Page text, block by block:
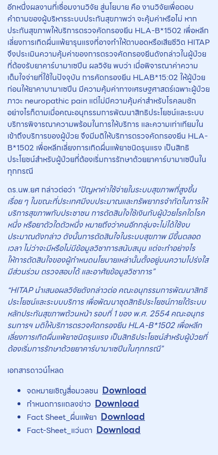
อีกหนึ่งผลงานที่เชื่อมงานวิจัย สู่นโยบาย คือ งานวิจัยเพื่อตอบ
คำถามของผู้บริหารระบบประกันสุขภาพว่า จะคุ้มค่าหรือไม่ หาก
ประกันสุขภาพให้บริการตรวจคัดกรองยีน HLA-B*1502 เพื่อหลีก
เลี่ยงการเกิดผื่นแพ้ยารุนแรงที่อาจทำให้ตาบอดหรือเสียชีวิต HITAP
จึงประเมินความคุ้มค่าของการตรวจคัดกรองยีนดังกล่าวในผู้ป่วย
ที่ต้องรับยาคาร์บามาเซปีน ผลวิจัย พบว่า เมื่อพิจารณาค่าความ
เต็มใจจ่ายที่ใช้ในปัจจุบัน การคัดกรองยีน HLAB*15:02 ให้ผู้ป่วย
ก่อนให้ยาคาบามาเซปีน มีความคุ้มค่าทางเศรษฐศาสตร์เฉพาะผู้ป่วย
ภาวะ neuropathic pain แต่ไม่มีความคุ้มค่าสำหรับโรคลมชัก
อย่างไรก็ตามเมื่อคณะอนุกรรมการพัฒนาสิทธิประโยชน์และระบบ
บริการพิจารณาความพร้อมในการให้บริการ และความเท่าเทียมใน
เข้าถึงบริการของผู้ป่วย จึงมีมติให้บริการตรวจคัดกรองยีน HLA-
B*1502 เพื่อหลีกเลี่ยงการเกิดผื่นแพ้ยาชนิดรุนแรง เป็นสิทธิ
ประโยชน์สำหรับผู้ป่วยที่ต้องเริ่มการรักษาด้วยยาคาร์บามาเซปีนใน
ทุกกรณี
ดร.นพ.ยศ กล่าวต่อว่า “ปัญหาค่าใช้จ่ายในระบบสุขภาพที่สูงขึ้น
เรื่อย ๆ ในขณะที่ประเทศมีงบประมาณและทรัพยากรจำกัดในการให้
บริการสุขภาพกับประชาชน การตัดสินใจใช้เงินกับผู้ป่วยโรคใดโรค
หนึ่ง หรือยาตัวใดตัวหนึ่ง หมายถึงว่าคนอีกกลุ่มจะไม่ได้ใช้งบ
ประมาณดังกล่าว ดังนั้นการตัดสินใจในระบบสุขภาพ มีขึ้นตลอด
เวลา ไม่ว่าจะมีหรือไม่มีข้อมูลวิชาการสนับสนุน แต่จะทำอย่างไร
ให้การตัดสินใจของผู้กำหนดนโยบายเหล่านั้นตั้งอยู่บนความโปร่งใส
มีส่วนร่วม ตรวจสอบได้ และอาศัยข้อมูลวิชาการ”
“HITAP นำเสนอผลวิจัยดังกล่าวต่อ คณะอนุกรรมการพัฒนาสิทธิ
ประโยชน์และระบบบริการ เพื่อพัฒนาชุดสิทธิประโยชน์ภายใต้ระบบ
หลักประกันสุขภาพถ้วนหน้า รอบที่ 1 ของ พ.ศ. 2554 คณะอนุกร
รมการฯ มติให้บริการตรวจคัดกรองยีน HLA-B*1502 เพื่อหลีก
เลี่ยงการเกิดผื่นแพ้ยาชนิดรุนแรง เป็นสิทธิประโยชน์สำหรับผู้ป่วยที่
ต้องเริ่มการรักษาด้วยยาคาร์บามาเซปีนในทุกกรณี”
เอกสารดาวน์โหลด
จดหมายเชิญสื่อมวลชน Download
กำหนดการแถลงข่าว Download
Fact Sheet_ผื่นแพ้ยา Download
Fact-Sheet_แว่นตา Download